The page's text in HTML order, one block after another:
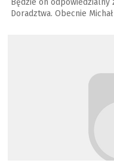
Będzie on odpowiedzialny
Doradztwa. Obecnie